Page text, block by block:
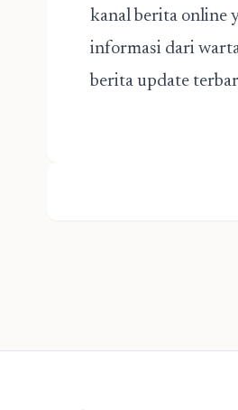
kanal berita online
informasi dari
berita update